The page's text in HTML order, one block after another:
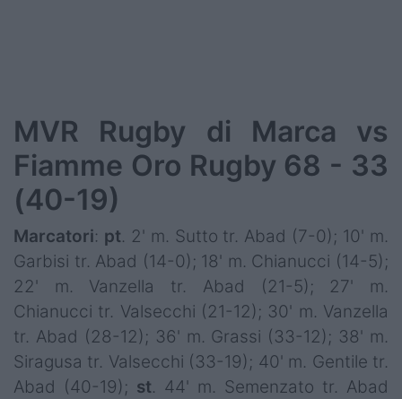
MVR Rugby di Marca vs
Fiamme Oro Rugby 68 - 33
(40-19)
Marcatori: pt. 2' m. Sutto tr. Abad (7-0); 10' m.
Garbisi tr. Abad (14-0); 18' m. Chianucci (14-5);
22' m. Vanzella tr. Abad (21-5); 27' m.
Chianucci tr. Valsecchi (21-12); 30' m. Vanzella
tr. Abad (28-12); 36' m. Grassi (33-12); 38' m.
Siragusa tr. Valsecchi (33-19); 40' m. Gentile tr.
Abad (40-19); st. 44' m. Semenzato tr. Abad